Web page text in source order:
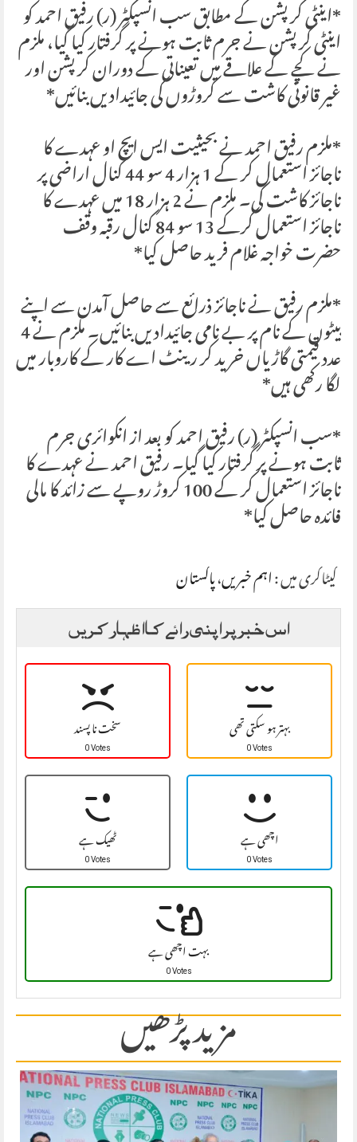
*اینٹی کرپشن کے مطابق سب انسپکٹر (ر) رفیق احمد کو
اینٹی کرپشن نے جرم ثابت ہونے پر گرفتار کیا گیا، ملزم
نے کچے کے علاقے میں تعیناتی کے دوران کرپشن اور
غیر قانونی کاشت سے کروڑوں کی جائیدادیں بنائیں*
*ملزم رفیق احمد نے بحیثیت ایس ایچ او عہدے کا
ناجائز استعمال کر کے 1 ہزار 4 سو 44 کنال اراضی پر
ناجائز کاشت کی۔ ملزم نے 2 ہزار 18 میں عہدے کا
ناجائز استعمال کرکے 13 سو 84 کنال رقبہ وقفحضرت خواجہ غلام فرید حاصل کیا*
*ملزم رفیق نے ناجائز ذرائع سے حاصل آمدن سے اپنے
بیٹوں کے نام پر بے نامی جائیدادیں بنائیں۔ ملزم نے 4
عدد قیمتی گاڑیاں خرید کر رینٹ اے کار کے کاروبار میں
لگا رکھی ہیں*
*سب انسپکٹر (ر) رفیق احمد کو بعد از انکوائری جرم
ثابت ہونے پر گرفتار کیا گیا۔ رفیق احمد نے عہدے کا
ناجائز استعمال کر کے 100 کروڑ روپے سے زائد کا مالی فائدہ حاصل کیا*
کیٹاگری میں :اہم خبریں،پاکستان
اس خبر پر اپنی رائے کا اظہار کریں
سخت نا پسند
0 Votes بہتر ہو سکتی تھی
0 Votes
ٹھیک ہے
0 Votes اچھی ہے
0 Votes
بہت اچھی ہے
0 Votes
مزید پڑھیں